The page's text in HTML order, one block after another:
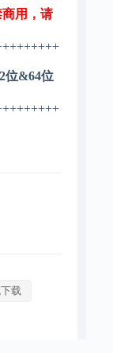
用，请
位&64位
载